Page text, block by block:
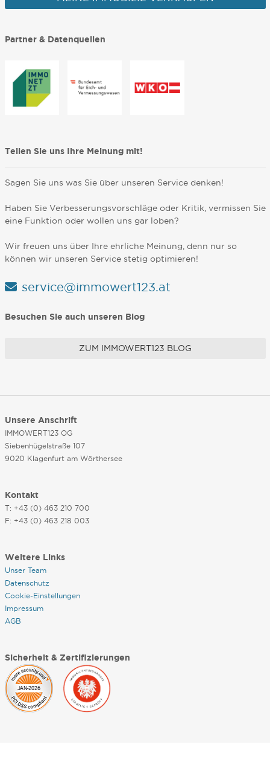
Partner & Datenquellen
Teilen Sie uns Ihre Meinung mit!
Sagen Sie uns was Sie über unseren Service denken!
Haben Sie Verbesserungsvorschläge oder Kritik, vermissen Sie
eine Funktion oder wollen uns gar loben?
Wir freuen uns über Ihre ehrliche Meinung, denn nur so
können wir unseren Service stetig optimieren!
service@immowert123.at
Besuchen Sie auch unseren Blog
ZUM IMMOWERT123 BLOG
Unsere Anschrift
IMMOWERT123 OG
Siebenhügelstraße 107
9020 Klagenfurt am Wörthersee
Kontakt
T: +43 (0) 463 210 700
F: +43 (0) 463 218 003
Weitere Links
Unser Team
Datenschutz
Cookie-Einstellungen
Impressum
AGB
Sicherheit & Zertifizierungen